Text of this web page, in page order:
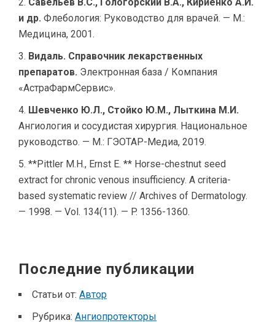
и др. Флебология: Руководство для врачей. — М.:
Медицина, 2001.
Видаль. Справочник лекарственных
препаратов. Электронная база / Компания
«АстраФармСервис».
Шевченко Ю.Л., Стойко Ю.М., Лыткина М.И.
Ангиология и сосудистая хирургия. Национальное
руководство. — М.: ГЭОТАР-Медиа, 2019.
**Pittler M.H., Ernst E. ** Horse-chestnut seed
extract for chronic venous insufficiency. A criteria-
based systematic review // Archives of Dermatology.
— 1998. — Vol. 134(11). — P. 1356-1360.
Последние публикации
Статьи от: Автор
Рубрика: Ангиопротекторы